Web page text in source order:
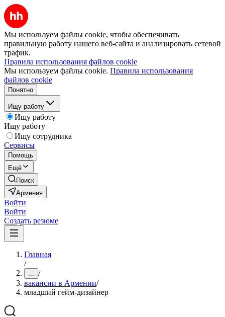
Мы используем файлы cookie, чтобы обеспечивать
правильную работу нашего веб-сайта и анализировать сетевой
трафик.
Правила использования файлов cookie
Мы используем файлы cookie. Правила использования
файлов cookie
Понятно
Ищу работу
Ищу работу
Ищу работу
Ищу сотрудника
Сервисы
Помощь
Ещё
Поиск
Армения
Войти
Войти
Создать резюме
Главная
/
... /
вакансии в Армении/
младший гейм-дизайнер